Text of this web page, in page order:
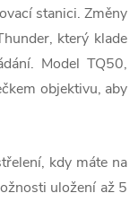
stanici. Změny
který klade
Model TQ50,
objektivu, aby
kdy máte na
uložení až 5